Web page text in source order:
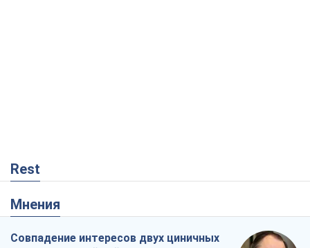
Rest
Мнения
Совпадение интересов двух циничных